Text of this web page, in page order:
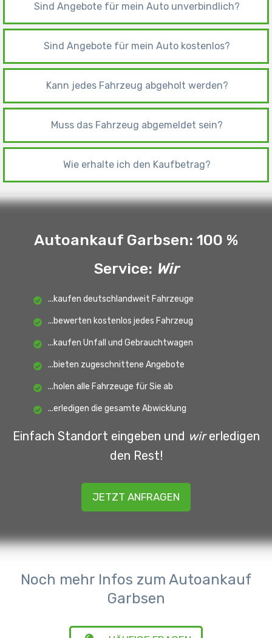
Sind Angebote für mein Auto unverbindlich?
Sind Angebote für mein Auto kostenlos?
Kann jedes Fahrzeug abgeholt werden?
Muss das Fahrzeug abgemeldet sein?
Wie erhalte ich den Kaufbetrag?
Autoankauf Garbsen: 100 %
Service: Wir
...kaufen deutschlandweit Fahrzeuge
...bewerten kostenlos jedes Fahrzeug
...kaufen Unfall und Gebrauchtwagen
...bieten zugeschnittene Angebote
...holen alle Fahrzeuge für Sie ab
...erledigen die gesamte Abwicklung
Einfach Standort eingeben und wirerledigen
den Rest!
JETZT ANFRAGEN
Noch mehr Infos zum Autoankauf
Garbsen